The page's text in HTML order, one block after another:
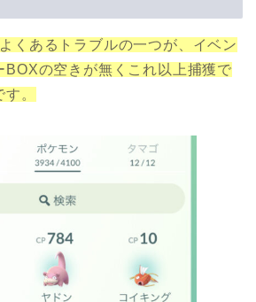
くあるトラブルの一つが、イベン
BOXの空きが無くこれ以上捕獲で
。